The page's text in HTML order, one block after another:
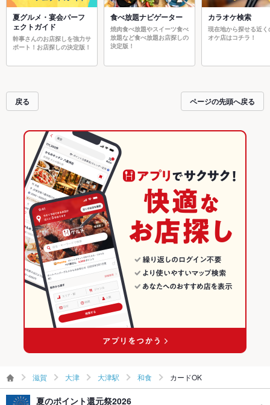
夏グルメ・宴会パーフ
ェクトガイド
幹事さんのお店探しを強力サ
ポート！お店探しの決定版！
食べ放題ナビゲーター
焼肉食べ放題やスイーツ食べ
放題など食べ放題お店探しの
決定版！
カラオケ検索
現在地から探せる近く
オケ店はコチラ！
戻る ページの先頭へ戻る
滋賀 大津 大津駅 和食 カードOK
夏のポイント還元祭2026